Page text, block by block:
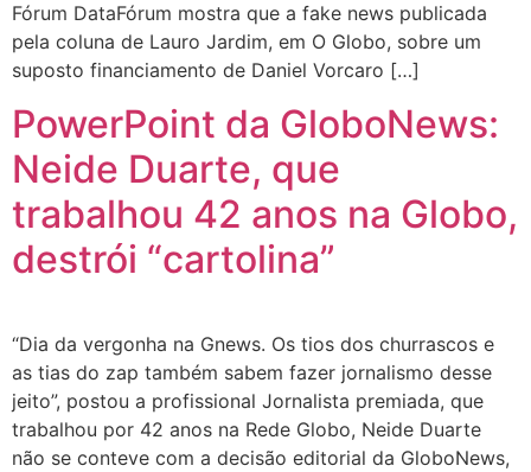
Fórum DataFórum mostra que a fake news publicada
pela coluna de Lauro Jardim, em O Globo, sobre um
suposto financiamento de Daniel Vorcaro […]
PowerPoint da GloboNews:
Neide Duarte, que
trabalhou 42 anos na Globo,
destrói “cartolina”
“Dia da vergonha na Gnews. Os tios dos churrascos e
as tias do zap também sabem fazer jornalismo desse
jeito”, postou a profissional Jornalista premiada, que
trabalhou por 42 anos na Rede Globo, Neide Duarte
não se conteve com a decisão editorial da GloboNews,